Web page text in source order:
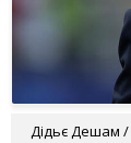
Дідьє Дешам /